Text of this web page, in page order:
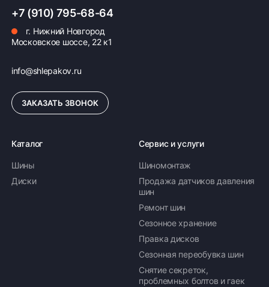
+7 (910) 795-68-64
г. Нижний Новгород
Московское шоссе, 22 к1
info@shlepakov.ru
ЗАКАЗАТЬ ЗВОНОК
Каталог
Шины
Диски
Сервис и услуги
Шиномонтаж
Продажа датчиков давления
шин
Ремонт шин
Сезонное хранение
Правка дисков
Сезонная переобувка шин
Снятие секреток,
проблемных болтов и гаек